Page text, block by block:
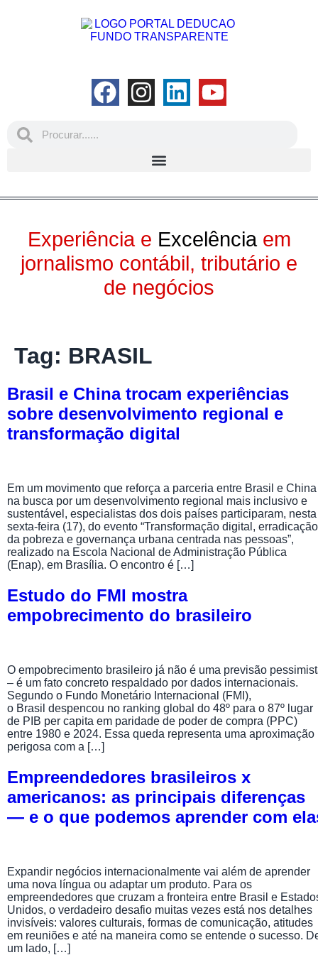
Experiência e Excelência em
jornalismo contábil, tributário e
de negócios
Tag: BRASIL
Brasil e China trocam experiências
sobre desenvolvimento regional e
transformação digital
Em um movimento que reforça a parceria entre Brasil e China
na busca por um desenvolvimento regional mais inclusivo e
sustentável, especialistas dos dois países participaram, nesta
sexta-feira (17), do evento “Transformação digital, erradicação
da pobreza e governança urbana centrada nas pessoas”,
realizado na Escola Nacional de Administração Pública
(Enap), em Brasília. O encontro é […]
Estudo do FMI mostra
empobrecimento do brasileiro
O empobrecimento brasileiro já não é uma previsão
– é um fato concreto respaldado por dados internacionais.
Segundo o Fundo Monetário Internacional (FMI),
o Brasil despencou no ranking global do 48º para o 87º lugar
de PIB per capita em paridade de poder de compra (PPC)
entre 1980 e 2024. Essa queda representa uma aproximação
perigosa com a […]
Empreendedores brasileiros x
americanos: as principais diferenças
— e o que podemos aprender com
Expandir negócios internacionalmente vai além de aprender
uma nova língua ou adaptar um produto. Para os
empreendedores que cruzam a fronteira entre Brasil e
Unidos, o verdadeiro desafio muitas vezes está nos detalhes
invisíveis: valores culturais, formas de comunicação, atitudes
em reuniões e até na maneira como se entende o sucesso.
um lado, […]